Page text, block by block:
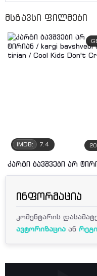
მსგავსი ფილმები
IMDB: 7.4
კარგი ბავშვები არ
ინფორმაცია
კომენტარის
ავტორიზაცია ან